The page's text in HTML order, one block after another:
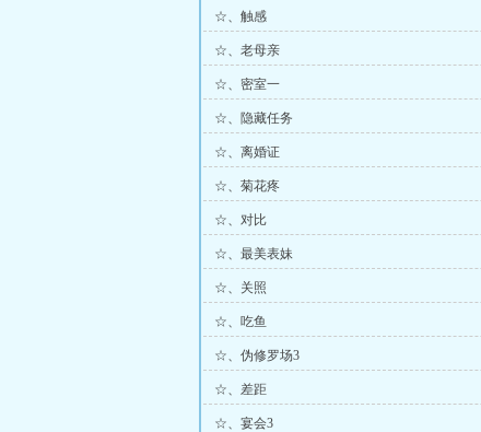
☆、触感
☆、老母亲
☆、密室一
☆、隐藏任务
☆、离婚证
☆、菊花疼
☆、对比
☆、最美表妹
☆、关照
☆、吃鱼
☆、伪修罗场3
☆、差距
☆、宴会3